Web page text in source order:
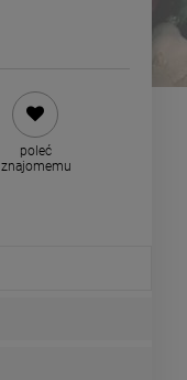
poleć
znajomemu